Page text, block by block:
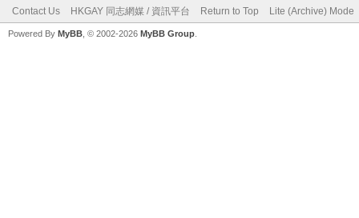
Contact Us HKGAY 同志網媒 / 資訊平台 Return to Top Lite (Archive) Mode
Powered By MyBB , © 2002-2026 MyBB Group